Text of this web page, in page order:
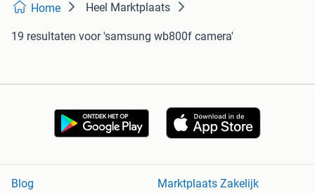
Home Heel Marktplaats
19 resultaten voor 'samsung wb800f camera'
Blog
Marktplaats Zakelijk